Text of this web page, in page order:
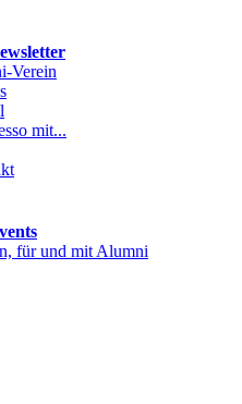
Verein
mit...
für und mit Alumni